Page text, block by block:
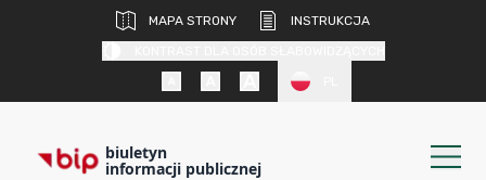
MAPA STRONY
INSTRUKCJA
biuletyn
informacji publicznej